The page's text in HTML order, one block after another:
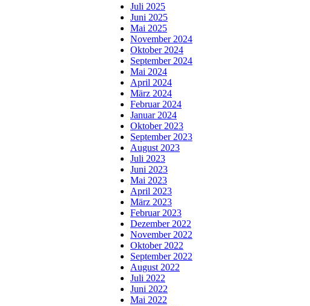
Juli 2025
Juni 2025
Mai 2025
November 2024
Oktober 2024
September 2024
Mai 2024
April 2024
März 2024
Februar 2024
Januar 2024
Oktober 2023
September 2023
August 2023
Juli 2023
Juni 2023
Mai 2023
April 2023
März 2023
Februar 2023
Dezember 2022
November 2022
Oktober 2022
September 2022
August 2022
Juli 2022
Juni 2022
Mai 2022